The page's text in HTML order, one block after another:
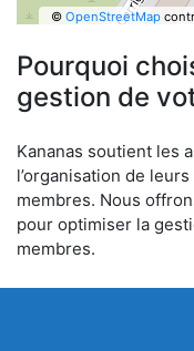
© OpenStreetMap
Pourquoi
gestion de
Kananas soutient les
l’organisation de
membres. Nous
pour optimiser la
membres.